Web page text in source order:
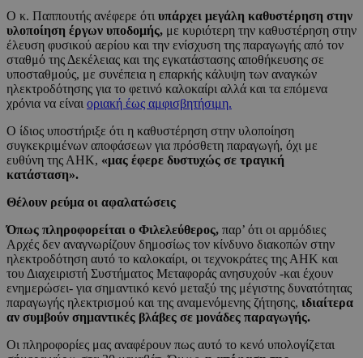
Ο κ. Παππουτής ανέφερε ότι υπάρχει μεγάλη καθυστέρηση στην
υλοποίηση έργων υποδομής, με κυριότερη την καθυστέρηση στην
έλευση φυσικού αερίου και την ενίσχυση της παραγωγής από τον
σταθμό της Δεκέλειας και της εγκατάστασης αποθήκευσης σε
υποσταθμούς, με συνέπεια η επαρκής κάλυψη των αναγκών
ηλεκτροδότησης για το φετινό καλοκαίρι αλλά και τα επόμενα
χρόνια να είναι οριακή έως αμφισβητήσιμη.
Ο ίδιος υποστήριξε ότι η καθυστέρηση στην υλοποίηση
συγκεκριμένων αποφάσεων για πρόσθετη παραγωγή, όχι με
ευθύνη της ΑΗΚ, «μας έφερε δυστυχώς σε τραγική
κατάσταση».
Θέλουν ρεύμα οι αφαλατώσεις
Όπως πληροφορείται ο Φιλελεύθερος, παρ’ ότι οι αρμόδιες
Αρχές δεν αναγνωρίζουν δημοσίως τον κίνδυνο διακοπών στην
ηλεκτροδότηση αυτό το καλοκαίρι, οι τεχνοκράτες της ΑΗΚ και
του Διαχειριστή Συστήματος Μεταφοράς ανησυχούν -και έχουν
ενημερώσει- για σημαντικό κενό μεταξύ της μέγιστης δυνατότητας
παραγωγής ηλεκτρισμού και της αναμενόμενης ζήτησης, ιδιαίτερα
αν συμβούν σημαντικές βλάβες σε μονάδες παραγωγής.
Οι πληροφορίες μας αναφέρουν πως αυτό το κενό υπολογίζεται